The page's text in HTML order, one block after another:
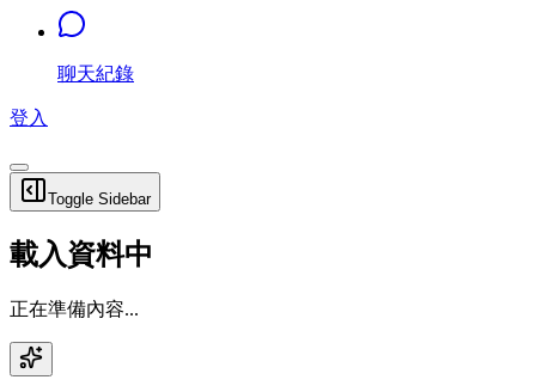
聊天紀錄
登入
Toggle Sidebar
載入資料中
正在準備內容...